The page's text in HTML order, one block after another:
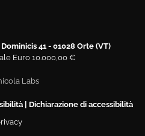
41 - 01028 Orte (VT)
Euro 10.000,00 €
Labs
| Dichiarazione di accessibilità